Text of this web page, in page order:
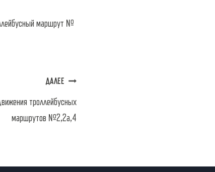
маршрут №
ДАЛЕЕ
троллейбусных
маршрутов №2,2а,4